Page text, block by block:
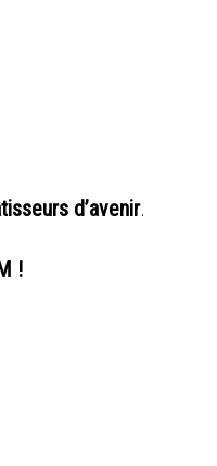
d’avenir.
!